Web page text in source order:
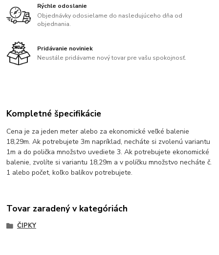
Rýchle odoslanie
Objednávky odosielame do nasledujúceho dňa od
objednania.
Pridávanie noviniek
Neustále pridávame nový tovar pre vašu spokojnosť.
Kompletné špecifikácie
Cena je za jeden meter alebo za ekonomické veľké balenie
18,29m. Ak potrebujete 3m napríklad, necháte si zvolenú variantu
1m a do polička množstvo uvediete 3. Ak potrebujete ekonomické
balenie, zvolíte si variantu 18,29m a v políčku množstvo necháte č.
1 alebo počet, koľko balíkov potrebujete.
Tovar zaradený v kategóriách
ČIPKY